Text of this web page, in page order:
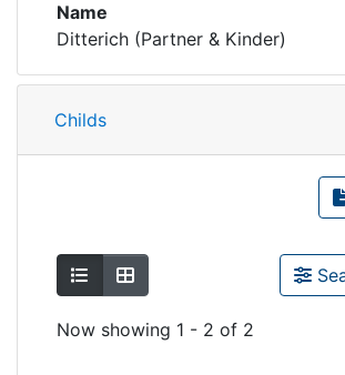
Name
Ditterich (Partner & Kinder)
Childs
Show as list
Show as grid
Now showing 1 - 2 of 2